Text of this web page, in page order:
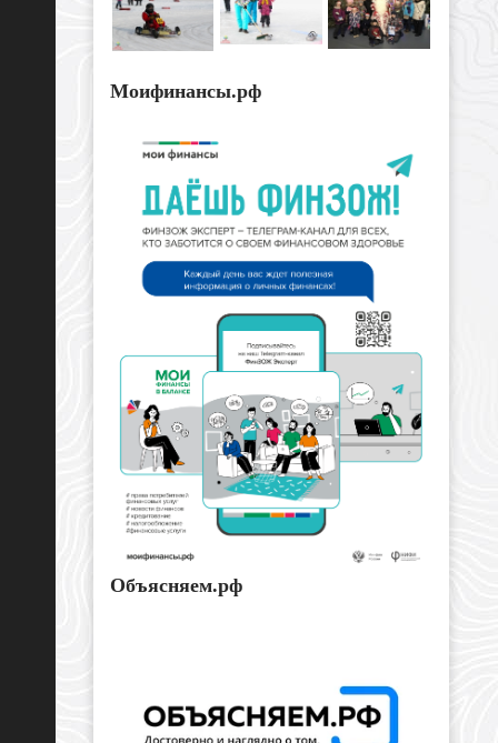
Моифинансы.рф
Объясняем.рф